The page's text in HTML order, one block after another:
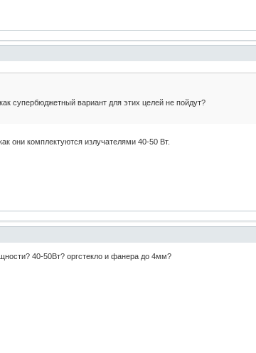
супербюджетный вариант для этих целей не пойдут?
они комплектуются излучателями 40-50 Вт.
40-50Вт? оргстекло и фанера до 4мм?